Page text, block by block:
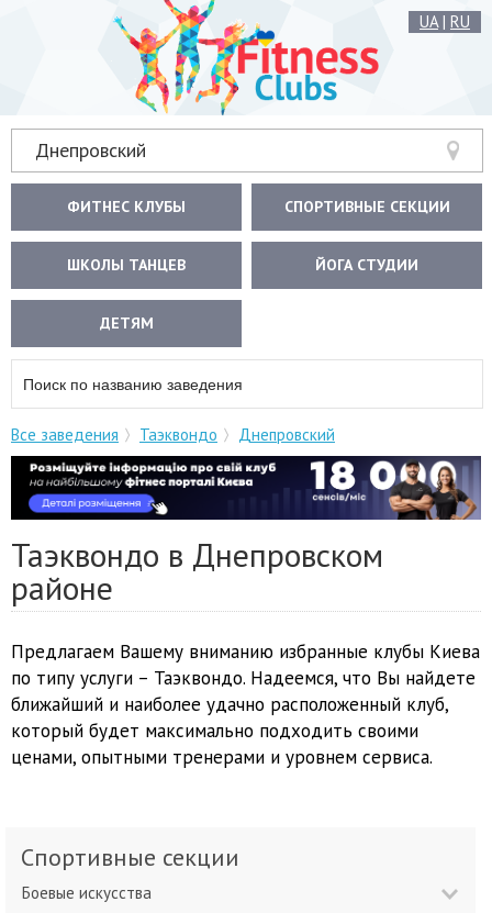
UA| RU
Днепровский
ФИТНЕС КЛУБЫ СПОРТИВНЫЕ СЕКЦИИ
ШКОЛЫ ТАНЦЕВ ЙОГА СТУДИИ
ДЕТЯМ
Все заведения Таэквондо Днепровский
Таэквондо в Днепровском
районе
Предлагаем Вашему вниманию избранные клубы Киева
по типу услуги – Таэквондо. Надеемся, что Вы найдете
ближайший и наиболее удачно расположенный клуб,
который будет максимально подходить своими
ценами, опытными тренерами и уровнем сервиса.
Спортивные секции
Боевые искусства